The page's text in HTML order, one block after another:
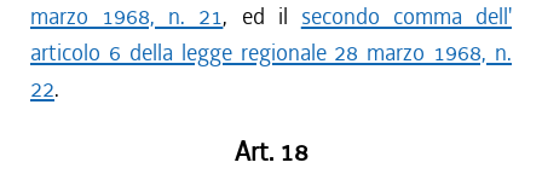
marzo 1968, n. 21, ed il secondo comma dell'
articolo 6 della legge regionale 28 marzo 1968, n.
22.
Art. 18